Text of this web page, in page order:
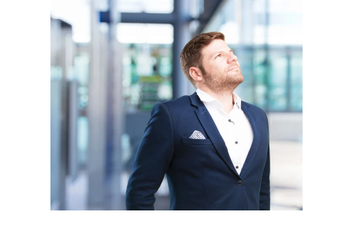
Kunden
Insights
Unternehmen
Karriere
DE